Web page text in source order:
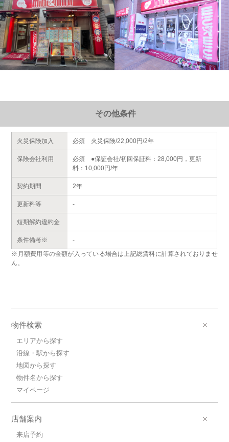
その他条件
火災保険加入 必須 火災保険/22,000円/2年
保険会社利用
必須 ●保証会社/初回保証料：28,000円，更新
料：10,000円/年
契約期間 2年
更新料等 -
短期解約違約金
条件備考※
-
※月額費用等の金額が入っている場合は上記総賃料に計算されておりませ
ん。
物件検索
エリアから探す
沿線・駅から探す
地図から探す
物件名から探す
マイページ
店舗案内
来店予約